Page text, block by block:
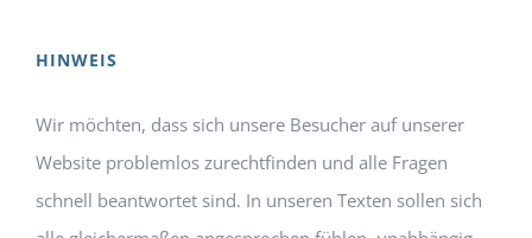
HINWEIS
Wir möchten, dass sich unsere Besucher auf unserer
Website problemlos zurechtfinden und alle Fragen
schnell beantwortet sind. In unseren Texten sollen sich